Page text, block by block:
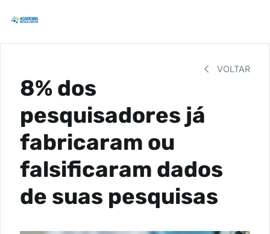
VOLTAR
8% dos
pesquisadores já
fabricaram ou
falsificaram dados
de suas pesquisas